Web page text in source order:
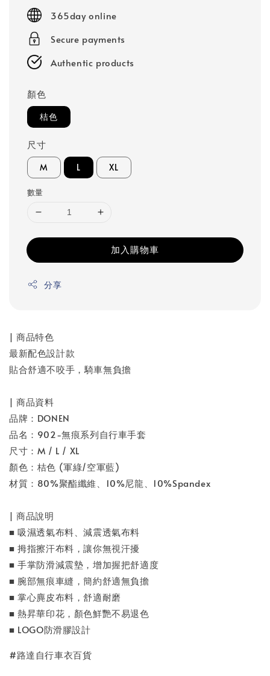
365day online
Secure payments
Authentic products
顏色
桔色
尺寸
M L XL
數量
加入購物車
分享
| 商品特色
最新配色設計款
貼合舒適不咬手，騎車無負擔
| 商品資料
品牌：DONEN
品名：902-無痕系列自行車手套
尺寸：M / L / XL
顏色：桔色 (軍綠/空軍藍)
材質：80%聚酯纖維、10%尼龍、10%Spandex
| 商品說明
■ 吸濕透氣布料、減震透氣布料
■ 拇指擦汗布料，讓你無視汗擾
■ 手掌防滑減震墊，增加握把舒適度
■ 腕部無痕車縫，簡約舒適無負擔
■ 掌心麂皮布料，舒適耐磨
■ 熱昇華印花，顏色鮮艷不易退色
■ LOGO防滑膠設計
#路達自行車衣百貨